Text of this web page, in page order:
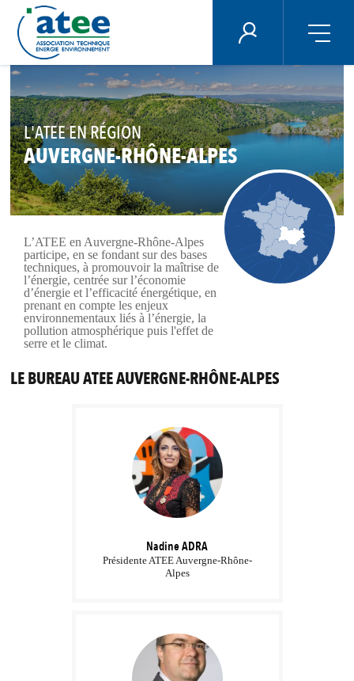
Aller
contenu
principal
ÉNERGIE PLUS
L'ATEE EN RÉGION
AUVERGNE-RHÔNE-ALPES
L’ATEE en Auvergne-Rhône-Alpes
participe, en se fondant sur des bases
techniques, à promouvoir la maîtrise de
l’énergie, centrée sur l’économie
d’énergie et l’efficacité énergétique, en
prenant en compte les enjeux
environnementaux liés à l’énergie, la
pollution atmosphérique puis l'effet de
serre et le climat.
LE BUREAU ATEE AUVERGNE-RHÔNE-ALPES
NadineADRA
Présidente ATEE Auvergne-Rhône-
Alpes
Panneau de gestion des cookies